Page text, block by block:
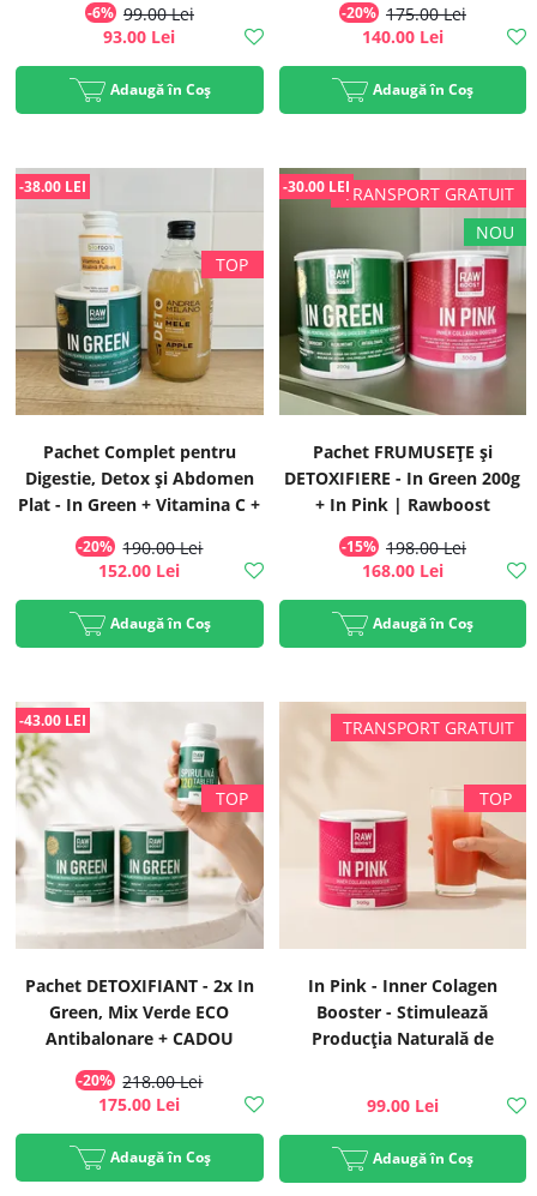
Rawboost
-6% 99.00 Lei
93.00 Lei
Adaugă în Coș
-20% 175.00 Lei
140.00 Lei
Adaugă în Coș
Pachet Complet pentru
Digestie, Detox și Abdomen
Plat - In Green + Vitamina C +
-20% 190.00 Lei
-38.00 LEI
152.00 Lei
Adaugă în Coș
Pachet FRUMUSEȚE și
DETOXIFIERE - In Green 200g
+ In Pink | Rawboost
-15% 198.00 Lei
-30.00 LEI
168.00 Lei
Adaugă în Coș
Pachet DETOXIFIANT - 2x In
Green, Mix Verde ECO
Antibalonare + CADOU
Rawboost
-20% 218.00 Lei
-43.00 LEI
175.00 Lei
Adaugă în Coș
In Pink - Inner Colagen
Booster - Stimulează
Producția Naturală de
99.00 Lei
Adaugă în Coș